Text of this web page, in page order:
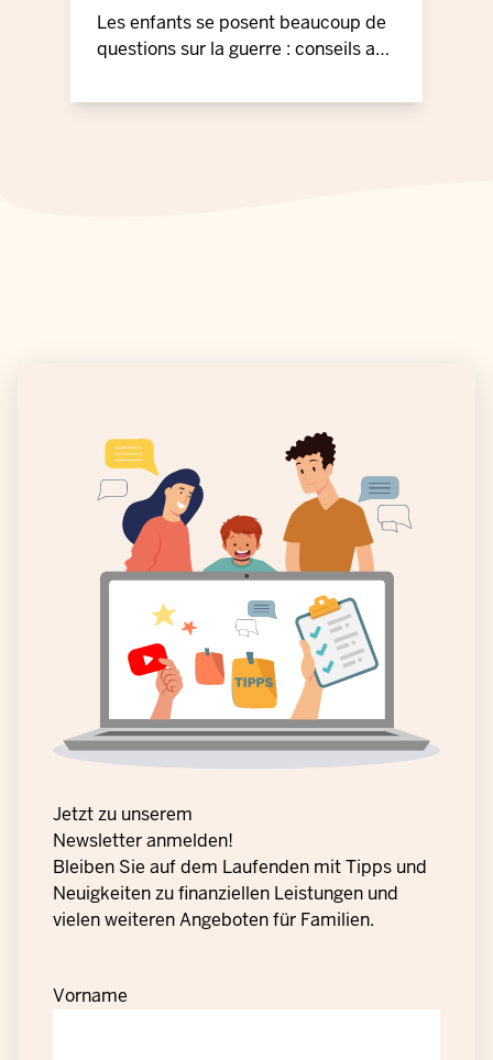
Les enfants se posent beaucoup de
questions sur la guerre : conseils aux
Jetzt zu unserem
Newsletter anmelden!
Bleiben Sie auf dem Laufenden mit Tipps und
Neuigkeiten zu finanziellen Leistungen und
vielen weiteren Angeboten für Familien.
Vorname